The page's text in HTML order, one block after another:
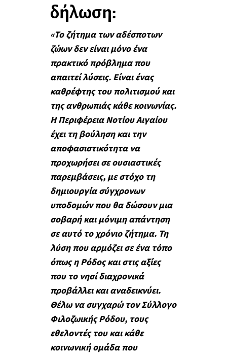
δήλωση:
«Το ζήτημα των αδέσποτων
ζώων δεν είναι μόνο ένα
πρακτικό πρόβλημα που
απαιτεί λύσεις. Είναι ένας
καθρέφτης του πολιτισμού και
της ανθρωπιάς κάθε κοινωνίας.
Η Περιφέρεια Νοτίου Αιγαίου
έχει τη βούληση και την
αποφασιστικότητα να
προχωρήσει σε ουσιαστικές
παρεμβάσεις, με στόχο τη
δημιουργία σύγχρονων
υποδομών που θα δώσουν μια
σοβαρή και μόνιμη απάντηση
σε αυτό το χρόνιο ζήτημα. Τη
λύση που αρμόζει σε ένα τόπο
όπως η Ρόδος και στις αξίες
που το νησί διαχρονικά
προβάλλει και αναδεικνύει.
Θέλω να συγχαρώ τον Σύλλογο
Φιλοζωικής Ρόδου, τους
εθελοντές του και κάθε
κοινωνική ομάδα που